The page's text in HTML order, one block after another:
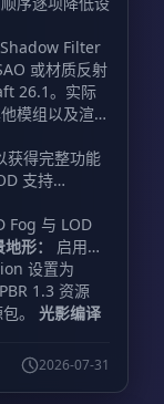
Filter
或材质反射
26.1。实际
模组以及渲染
得完整功能
支持
Fog 与 LOD
形：
启用
设置为
1.3 资源
。 光影编译
和驱动程序
2026-07-31